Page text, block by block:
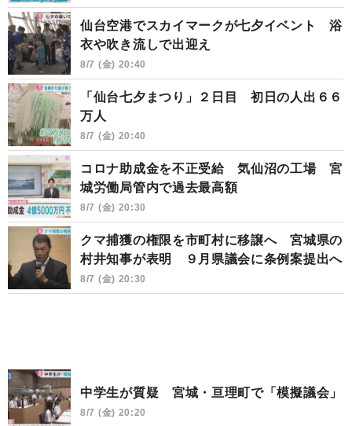
仙台空港でスカイマークが七夕イベント 浴
衣や吹き流しで出迎え
8/7 (金) 20:40
「仙台七夕まつり」２日目 初日の人出６６
万人
8/7 (金) 20:40
コロナ助成金を不正受給 気仙沼の工場 宮
城労働局管内で過去最高額
8/7 (金) 20:30
クマ捕獲の権限を市町村に移譲へ 宮城県の
村井知事が表明 ９月県議会に条例案提出へ
8/7 (金) 20:30
中学生が質疑 宮城・亘理町で「模擬議会」
8/7 (金) 20:20